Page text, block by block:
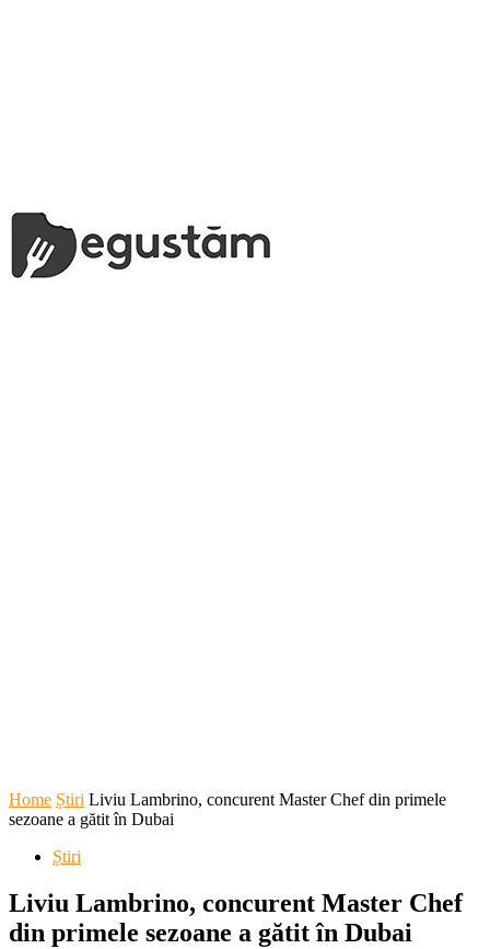
Home Știri Liviu Lambrino, concurent Master Chef din primele
sezoane a gătit în Dubai
Știri
Liviu Lambrino, concurent Master Chef
din primele sezoane a gătit în Dubai